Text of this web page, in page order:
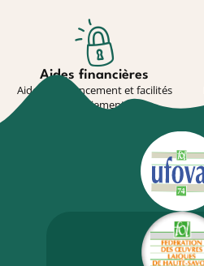
Aides financières
Aides au financement et facilités
de paiement